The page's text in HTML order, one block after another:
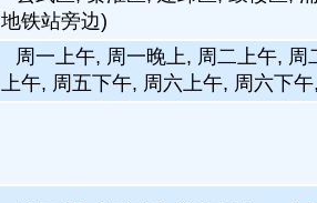
地铁站旁边)
周一上午, 周一晚上, 周二上午,
上午, 周五下午, 周六上午, 周六下